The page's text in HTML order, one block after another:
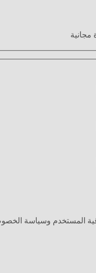
المستخدم وسياسة